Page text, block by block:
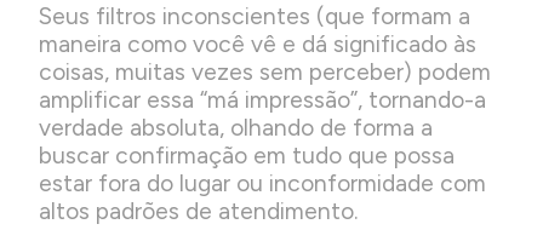
Seus filtros inconscientes (que formam a
maneira como você vê e dá significado às
coisas, muitas vezes sem perceber) podem
amplificar essa “má impressão”, tornando-a
verdade absoluta, olhando de forma a
buscar confirmação em tudo que possa
estar fora do lugar ou inconformidade com
altos padrões de atendimento.